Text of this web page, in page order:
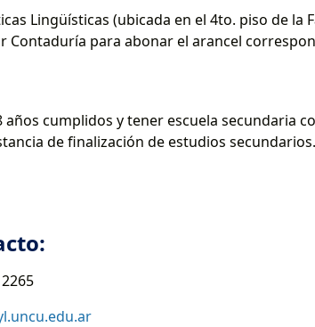
Lingüísticas (ubicada en el 4to. piso de la
Contaduría para abonar el arancel
años cumplidos y tener escuela secundaria
de finalización de estudios secundarios.